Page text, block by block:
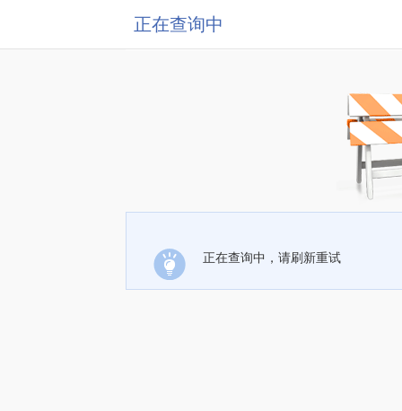
正在查询中
正在查询中，请刷新重试